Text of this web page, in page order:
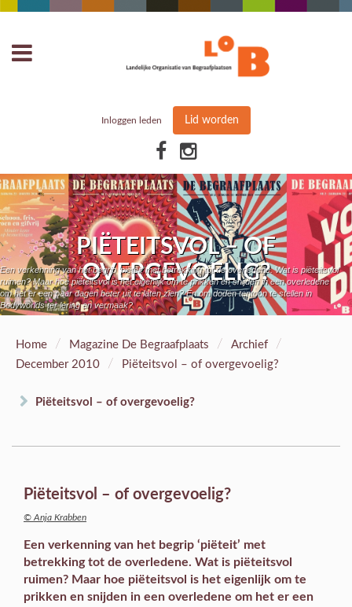
Inloggen leden Lid worden
PIËTEITSVOL – OF
OVERGEVOELIG?
Een verkenning van het begrip ‘piëteit’ met betrekking tot de overledene. Wat is piëteitsvol
ruimen? Maar hoe piëteitsvol is het eigenlijk om te prikken en snijden in een overledene
om het er een paar dagen beter uit te laten zien? En om doden tentoon te stellen in
Bodyworlds ter lering en vermaak?
Home / Magazine De Begraafplaats / Archief /
December 2010 / Piëteitsvol – of overgevoelig?
Piëteitsvol – of overgevoelig?
Piëteitsvol – of overgevoelig?
© Anja Krabben
Een verkenning van het begrip ‘piëteit’ met
betrekking tot de overledene. Wat is piëteitsvol
ruimen? Maar hoe piëteitsvol is het eigenlijk om te
prikken en snijden in een overledene om het er een